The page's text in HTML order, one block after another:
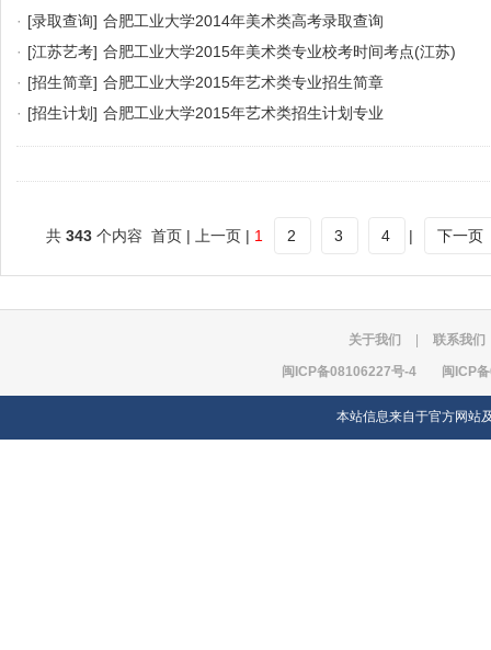
· [录取查询] 合肥工业大学2014年美术类高考录取查询
· [江苏艺考] 合肥工业大学2015年美术类专业校考时间考点(江苏)
· [招生简章] 合肥工业大学2015年艺术类专业招生简章
· [招生计划] 合肥工业大学2015年艺术类招生计划专业
共343 个内容 首页 | 上一页 | 1 2 3 4 | 下一页
关于我们 联系我们
闽ICP备08106227号-4 闽ICP
本站信息来自于官方网站